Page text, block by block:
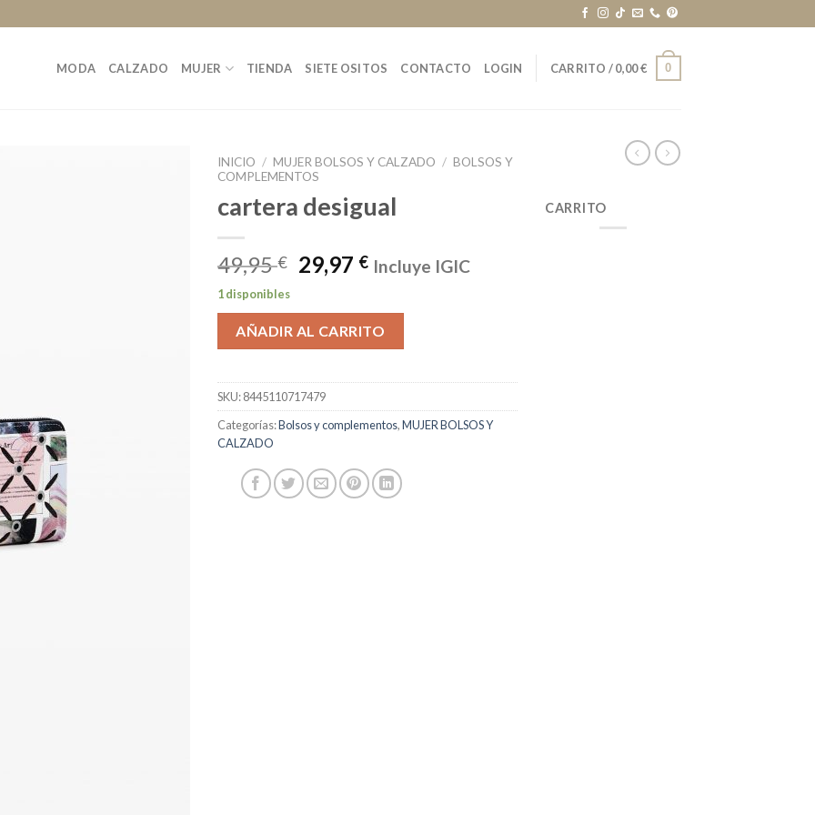
MODA CALZADO MUJER TIENDA SIETE OSITOS CONTACTO LOGIN CARRITO /0,00€ 0
INICIO / MUJER BOLSOS Y CALZADO / BOLSOS Y
COMPLEMENTOS
cartera desigual
49,95€ 29,97 € Incluye IGIC
1 disponibles
AÑADIR AL CARRITO
SKU:8445110717479
Categorías:Bolsos y complementos,MUJER BOLSOS Y
CALZADO
CARRITO